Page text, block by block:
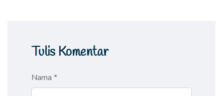
Tulis Komentar
Nama *